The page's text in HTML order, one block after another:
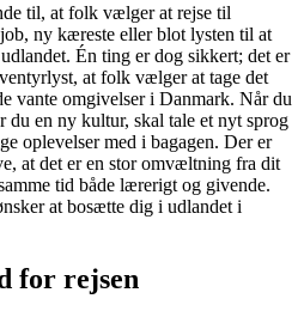
til, at folk vælger at rejse til
ny kæreste eller blot lysten til at
Én ting er dog sikkert; det er
at folk vælger at tage det
vante omgivelser i Danmark. Når du
du en ny kultur, skal tale et nyt sprog
oplevelser med i bagagen. Der er
at det er en stor omvæltning fra dit
tid både lærerigt og givende.
at bosætte dig i udlandet i
for rejsen